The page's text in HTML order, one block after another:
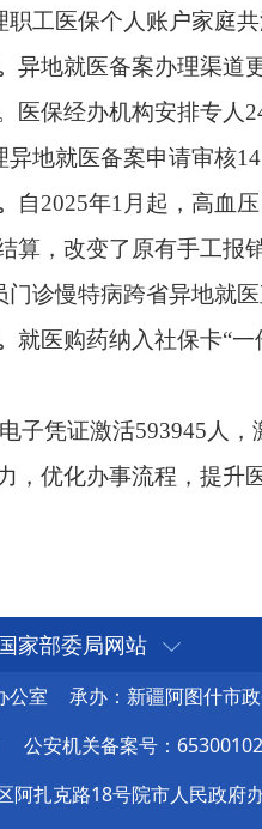
病跨省异地就医直接结算
纳入社保卡“一件事联办”，
家部委局网站
公室
承办：新疆阿图什市
公安机关备案号：
阿扎克路18号院市人民政府